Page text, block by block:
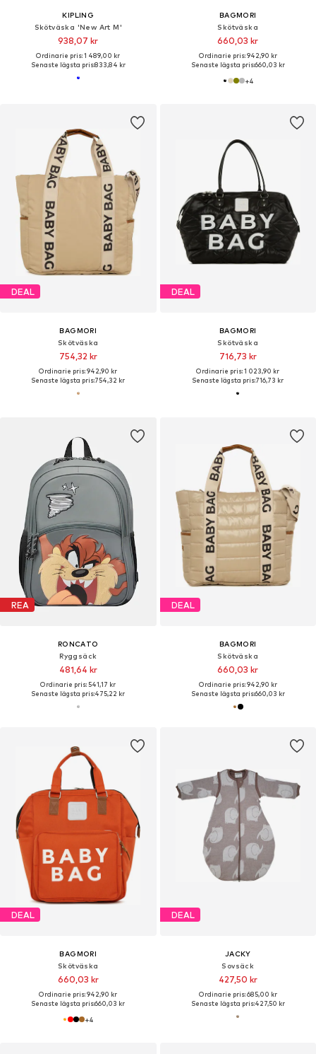
KIPLING
Skötväska 'New Art M'
938,07 kr
Ordinarie pris: 1 489,00 kr
Senaste lägsta pris:833,84 kr
BAGMORI
Skötväska
660,03 kr
Ordinarie pris: 942,90 kr
Senaste lägsta pris:660,03 kr
+4
DEAL
BAGMORI
Skötväska
754,32 kr
Ordinarie pris: 942,90 kr
Senaste lägsta pris:754,32 kr
DEAL
BAGMORI
Skötväska
716,73 kr
Ordinarie pris: 1 023,90 kr
Senaste lägsta pris:716,73 kr
REA
RONCATO
Ryggsäck
481,64 kr
Ordinarie pris: 541,17 kr
Senaste lägsta pris:475,22 kr
DEAL
BAGMORI
Skötväska
660,03 kr
Ordinarie pris: 942,90 kr
Senaste lägsta pris:660,03 kr
DEAL
BAGMORI
Skötväska
660,03 kr
Ordinarie pris: 942,90 kr
Senaste lägsta pris:660,03 kr
+4
DEAL
JACKY
Sovsäck
427,50 kr
Ordinarie pris: 685,00 kr
Senaste lägsta pris:427,50 kr